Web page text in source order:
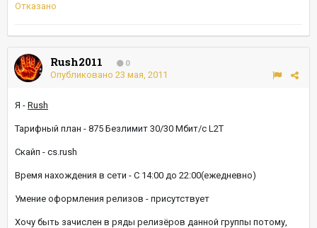
Отказано
Rush2011
0
Опубликовано 23 мая, 2011
Я - Rush
Тарифный план - 875 Безлимит 30/30 Мбит/с L2T
Скайп - cs.rush
Время нахождения в сети - С 14:00 до 22:00(ежедневно)
Умение оформления релизов - присутствует
Хочу быть зачислен в ряды релизёров данной группы потому,